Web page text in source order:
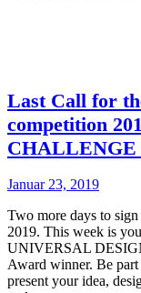
Last Call for
competition
CHALLENGE
Januar 23, 2019
Two more days to
2019. This week is
UNIVERSAL
Award winner. Be
present your idea,